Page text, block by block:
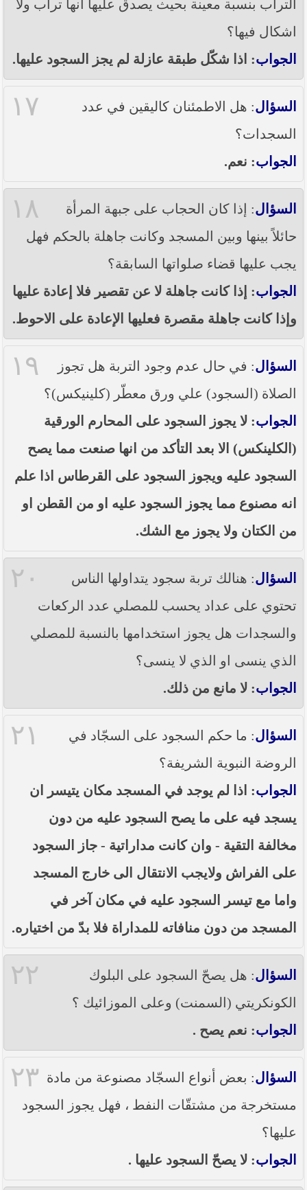
التراب بنسبة معينة بحيث يصدق عليها انها تراب ولا
اشكال فيها؟
الجواب: اذا شكّل طبقة عازلة لم يجز السجود عليها.
١٧ السؤال: هل الاطمئنان كاليقين في عدد
السجدات؟
الجواب: نعم.
١٨ السؤال: إذا كان الحجاب على جبهة المرأة
حائلاً بينها وبين المسجد وكانت جاهلة بالحكم فهل
يجب عليها قضاء صلواتها السابقة؟
الجواب: إذا كانت جاهلة لا عن تقصير فلا إعادة عليها
وإذا كانت جاهلة مقصرة فعليها الإعادة على الاحوط.
١٩ السؤال: في حال عدم وجود التربة هل تجوز
الصلاة (السجود) علي ورق معطّر (كلينيكس)؟
الجواب: لا يجوز السجود على المحارم الورقية
(الكلينكس) الا بعد التأكد من انها صنعت مما يصح
السجود عليه ويجوز السجود على القرطاس اذا علم
انه مصنوع مما يجوز السجود عليه او من القطن او
من الكتان ولا يجوز مع الشك.
٢٠ السؤال: هنالك تربة سجود يتداولها الناس
تحتوي على عداد يحسب للمصلي عدد الركعات
والسجدات هل يجوز استخدامها بالنسبة للمصلي
الذي ينسى او الذي لا ينسى؟
الجواب: لا مانع من ذلك.
٢١ السؤال: ما حكم السجود على السجّاد في
الروضة النبوية الشريفة؟
الجواب: اذا لم يوجد في المسجد مكان يتيسر ان
يسجد فيه على ما يصح السجود عليه من دون
مخالفة التقية - وان كانت مداراتية - جاز السجود
على الفراش ولايجب الانتقال الى خارج المسجد
واما مع تيسر السجود عليه في مكان آخر في
المسجد من دون منافاته للمداراة فلا بدّ من اختياره.
٢٢ السؤال: هل يصحّ السجود على البلوك
الكونكريتي (السمنت) وعلى الموزائيك ؟
الجواب: نعم يصح .
٢٣ السؤال: بعض أنواع السجّاد مصنوعة من مادة
مستخرجة من مشتقّات النفط ، فهل يجوز السجود
عليها؟
الجواب: لا يصحّ السجود عليها .